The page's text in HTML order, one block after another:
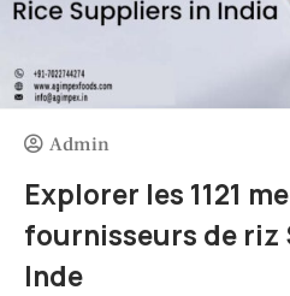
Admin
Explorer les 1121
fournisseurs de riz
Inde